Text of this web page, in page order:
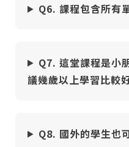
Q6. 課程包含所有
Q7. 這堂課程是小
議幾歲以上學習比較
Q8. 國外的學生也